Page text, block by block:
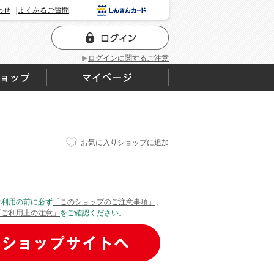
ログインに関するご注意
せ よくあるご質問
お気に入りショップに追加
利用の前に必ず 「このショップのご注意事項」 、
ご利用上の注意」 をご確認ください。